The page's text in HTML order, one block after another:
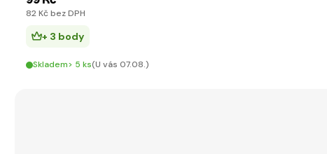
82 Kč bez DPH
+ 3 body
Skladem> 5 ks(U vás 07.08.)